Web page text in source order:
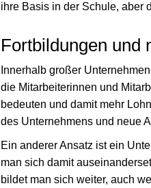
ihre Basis in der Schule, aber
Fortbildungen und
Innerhalb großer
die Mitarbeiterinnen und
bedeuten und damit mehr
des Unternehmens und neue
Ein anderer Ansatz ist ein
man sich damit
bildet man sich weiter, auch